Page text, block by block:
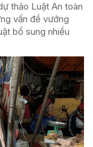
thảo Luật An toàn
vấn đề vướng
bổ sung nhiều